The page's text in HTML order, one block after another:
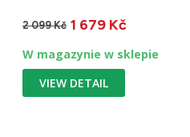
2 099 Kč 1 679 Kč
W magazynie w sklepie
VIEW DETAIL